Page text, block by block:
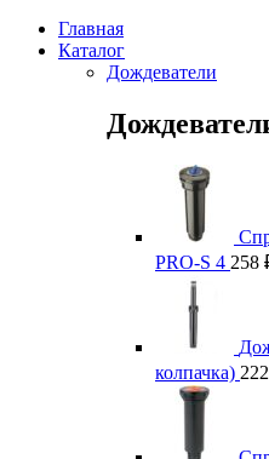
Главная
Каталог
Дождеватели
PRO-S 4 258
колпачка) 222